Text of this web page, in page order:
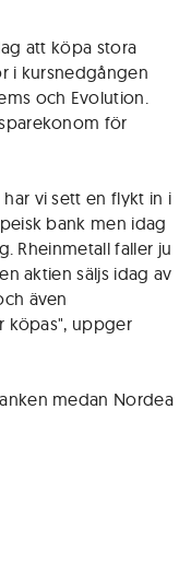
att köpa stora
i kursnedgången
och Evolution.
för
vi sett en flykt in i
bank men idag
Rheinmetall faller ju
aktien säljs idag av
även
köpas", uppger
medan Nordea